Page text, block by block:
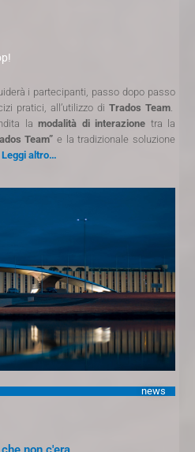
i partecipanti, passo dopo passo
pratici, all’utilizzo di Trados Team.
la modalità di interazione tra la
Team” e la tradizionale soluzione
Leggi altro…
news